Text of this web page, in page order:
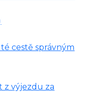
cestě správným
z výjezdu za